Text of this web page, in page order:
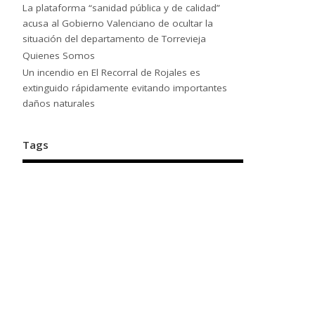
La plataforma “sanidad pública y de calidad”
acusa al Gobierno Valenciano de ocultar la
situación del departamento de Torrevieja
Quienes Somos
Un incendio en El Recorral de Rojales es
extinguido rápidamente evitando importantes
daños naturales
Tags